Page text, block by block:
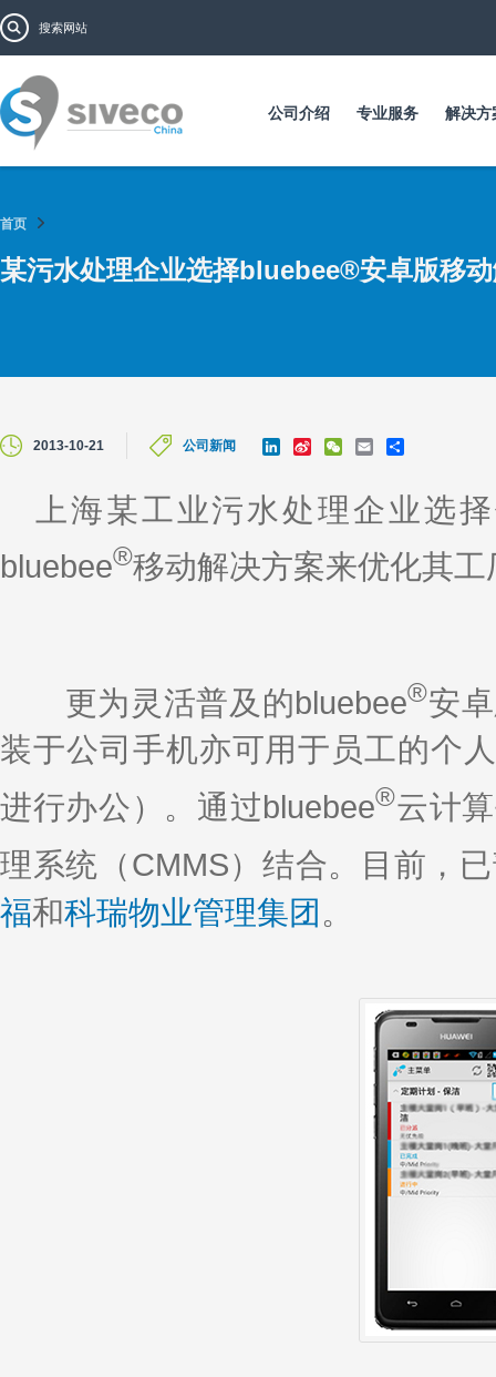
到
要
内
搜索表单
公司介绍 专业服务 解决方
首页
某污水处理企业选择bluebee®安卓版移
2013-10-21 公司新闻
上海某工业污水处理企业选
bluebee®移动解决方案来优化其
更为灵活普及的bluebee®安
装于公司手机亦可用于员工的个
进行办公）。通过bluebee®云计
理系统（CMMS）结合。目前，
福和科瑞物业管理集团。
k
e
n
a
W
i
b
o
W
h
a
i
l
r
e